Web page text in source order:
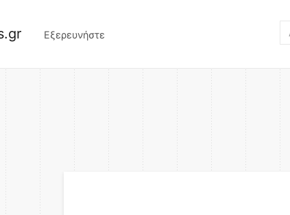
Εξερευνήστε